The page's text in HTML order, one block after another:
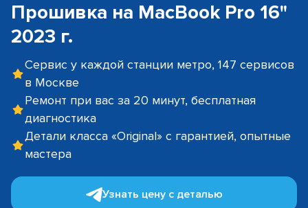
Прошивка на MacBook Pro 16"
2023 г.
Сервис у каждой станции метро, 147 сервисов
в Москве
Ремонт при вас за 20 минут, бесплатная
диагностика
Детали класса «Original» с гарантией, опытные
мастера
Узнать цену с деталью